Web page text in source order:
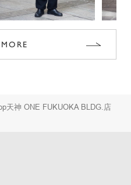
天神 ONE FUKUOKA BLDG.店